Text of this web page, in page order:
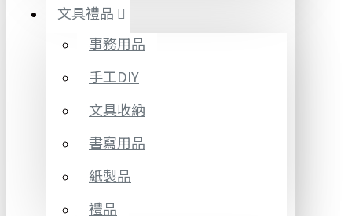
文具禮品
事務用品
手工DIY
文具收納
書寫用品
紙製品
禮品